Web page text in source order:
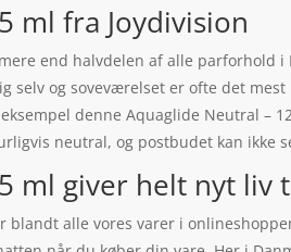
ml fra Joydivision
end halvdelen af alle parforhold
selv og soveværelset er ofte det
denne Aquaglide Neutral
neutral, og postbudet kan ikke
ml giver helt nyt liv
alle vores varer i